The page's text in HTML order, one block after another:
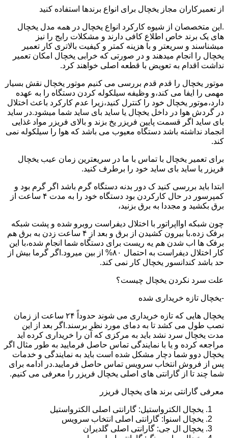
از تعمیرکاران مجاز یخچال برای انواع برندها استفاده کنید
.این متخصصان از شیوه کارکرد انواع یخچال در همه مدل یخچال
های یک برند خاص اطلاع کافی دارند و مشکلات رایج را نیز
میشناسند و سریعتر و با هزینه کمتر و کیفیت بالاتری کار تعمیر
یخچال را انجام میدهند و در صورتی که خرابی یخچال امکان تعمیر
نداشت اقدام به تعویض با قطعه اصلی خواهند کرد.
موتور یخچال را قدم قدم بررسی می کنیم موتور یخچال نقش بسیار
مهمی را ایفا می کند،و وظیفه سیلکوله کردن دستگاه را به عهده
دارد،موتور یخچال خود را کنترل کنید،زیرا عدم کارکرد باعث اختلال
در گردش هوا در داخل یخچال یا ساید بای ساید شما میشود.در ساید
بای ساید اگر قسمت پایین فریزر یخ بزند و بالای فریزر مواد غذایی
انجماد نداشته باشد دستگاه معیوب می باشد که هوا را سیلکوله نمی
کند.
برای تعمیر یخچال با تماس با ما در سریعترین زمان عیب یخچال
فریزر یا ساید بای ساید خود را برطرف کنید.
ابتدا باید بررسی کنید ک دور بدنه دستگاه گرم باشد اگر گرم بود و
کمپرسور در حال کارکردن بود دستگاه خود را به مدت ۴ ساعت از
برق بکشید و مجددا به برق بزنید،
چون شبکه اوااپراتور با اختلال دیفراست روبرو شده و پشت شبکه
برفک زده.با بیرون کشیدن از برق و بعد از ۴ ساعت زدن به برق هم
برفک ها اب شدن هم یه ریست برای دستگاه شما انجام شده،با این
کار اختلال دیفراست به احتمال ۸۰% از بین میرود.اگر گرما بیش از
حد باشد کندانسور یخچال کار نمی کند.
علت سرد نکردن یخچال چیست؟
-یخچال تازه خریداری شده
یخچال هایی که تازه خریداری می شوند حدوداً ۲۴ ساعت از زمان
نصب طول می کشد تا به دمای مورد نظر برسند.اگر بعد از این
مدت یخچال سرد نشد باید به مرکزی که آن را خریداری کرده اید
مراجعه کرده و یا با نمایندگی تماس حاصل فرمایید به طور مثال اگر
یخچال دوو شما دچار مشکل شده است باید به نمایندگی و خدمات
پس از فروش انتخاب سرویس تماس حاصل فرمایید.در ادامه برای
شما چند تا از گارانتی های اصلی یخچال فریزر را معرفی می کنیم.
معرفی گارانتی برند های یخچال فریزر
یخچال الکترواستیل: گارانتی اصلی الکترواستیل
یخچال اسنوا: گارانتی اصلی انتخاب سرویس
یخچال ال جی: گارانتی اصلی گلدیران